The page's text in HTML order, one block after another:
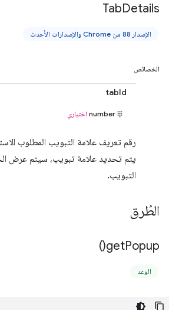
TabDetails
الإصدار 88 من Chrome والإصدارات الأحدث
الخصائص
tabId
number اختياري
رقم تعريف علامة التبويب المطلوب
يتم تحديد علامة تبويب، سيتم عرض
التبويب.
الطُرق
getPopup(
)
الوعد